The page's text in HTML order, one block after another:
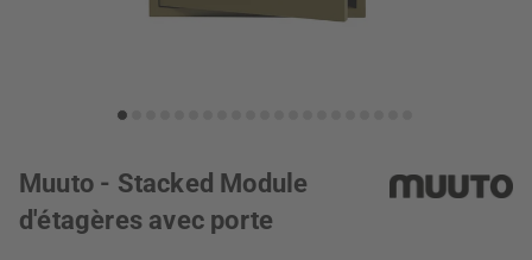
Muuto - Stacked Module
d'étagères avec porte